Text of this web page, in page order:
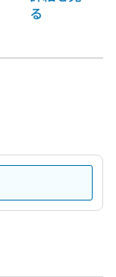
る